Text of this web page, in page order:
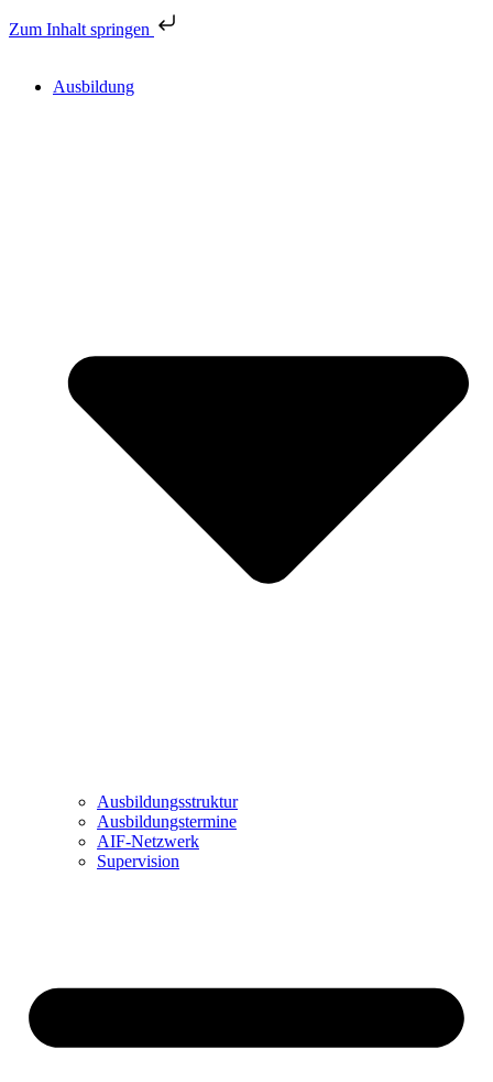
Zum Inhalt springen
Ausbildung
Ausbildungsstruktur
Ausbildungstermine
AIF-Netzwerk
Supervision